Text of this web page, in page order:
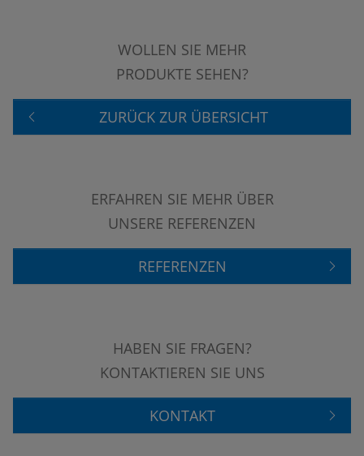
WOLLEN SIE MEHR
PRODUKTE SEHEN?
ZURÜCK ZUR ÜBERSICHT
ERFAHREN SIE MEHR ÜBER
UNSERE REFERENZEN
REFERENZEN
HABEN SIE FRAGEN?
KONTAKTIEREN SIE UNS
KONTAKT